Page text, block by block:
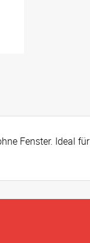
Fenster. Ideal für